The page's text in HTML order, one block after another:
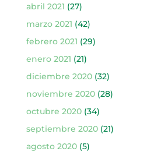
abril 2021 (27)
marzo 2021 (42)
febrero 2021 (29)
enero 2021 (21)
diciembre 2020(32)
noviembre 2020(28)
octubre 2020(34)
septiembre 2020(21)
agosto 2020(5)